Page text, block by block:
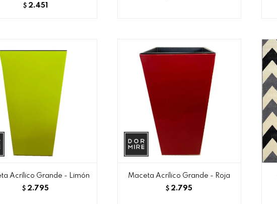
$ 2.451
Acrílico Grande - Limón
$ 2.795
Maceta Acrílico Grande - Roja
$ 2.795